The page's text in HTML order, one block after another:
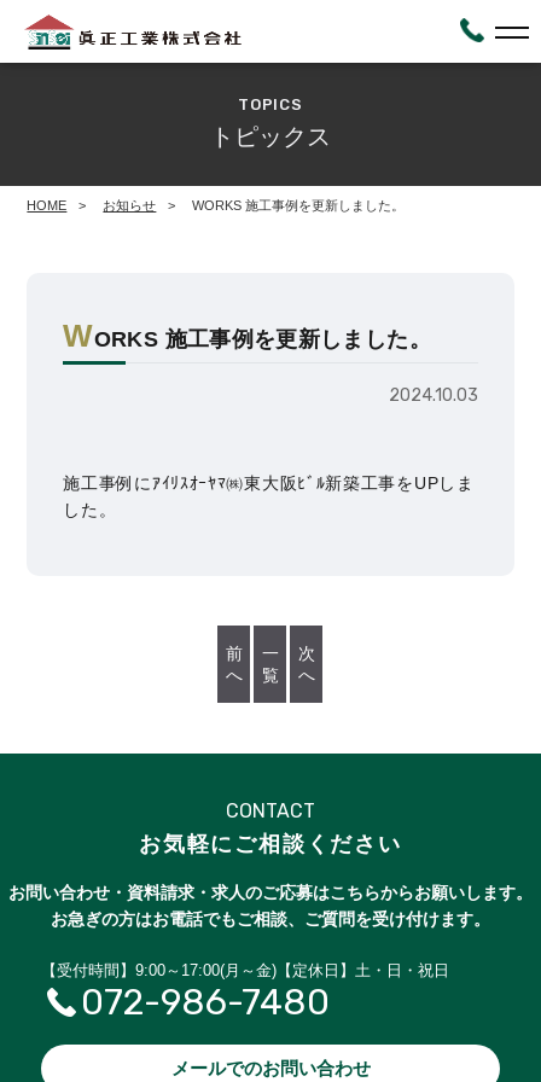
TOPICS
トピックス
HOME お知らせ WORKS 施工事例を更新しました。
WORKS 施工事例を更新しました。
2024.10.03
施工事例にｱｲﾘｽｵｰﾔﾏ㈱東大阪ﾋﾞﾙ新築工事をUPしま
した。
前
へ
一
覧
次
へ
CONTACT
お気軽にご相談ください
お問い合わせ・資料請求・求人のご応募はこちらからお願いします。
お急ぎの方はお電話でもご相談、ご質問を受け付けます。
【受付時間】9:00～17:00(月～金)【定休日】土・日・祝日
072-986-7480
メールでのお問い合わせ